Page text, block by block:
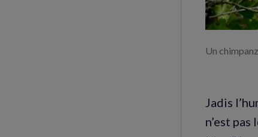
Un
Jadis
n’est